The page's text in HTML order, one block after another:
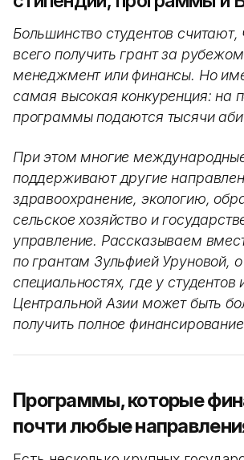
Большинство студентов
всего получить грант за
менеджмент или финансы. Но
самая высокая конкуренция: на
программы подаются тысячи
При этом многие
поддерживают другие
здравоохранение, экологию,
сельское хозяйство и
управление. Рассказываем
по грантам Зульфией Уруновой,
специальностях, где у студентов
Центральной Азии может быть
получить полное
Программы, которые
почти любые